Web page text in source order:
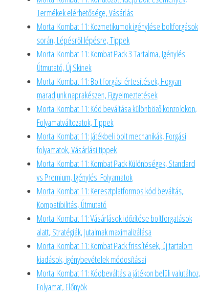
Termékek elérhetősége, Vásárlás
Mortal Kombat 11: Kozmetikumok igénylése boltforgások
során, Lépésről lépésre, Tippek
Mortal Kombat 11: Kombat Pack 3 Tartalma, Igénylés
Útmutató, Új Skinek
Mortal Kombat 11: Bolt forgási értesítések, Hogyan
maradjunk naprakészen, Figyelmeztetések
Mortal Kombat 11: Kód beváltása különböző konzolokon,
Folyamatváltozatok, Tippek
Mortal Kombat 11: Játékbeli bolt mechanikák, Forgási
folyamatok, Vásárlási tippek
Mortal Kombat 11: Kombat Pack Különbségek, Standard
vs Premium, Igénylési Folyamatok
Mortal Kombat 11: Keresztplatformos kód beváltás,
Kompatibilitás, Útmutató
Mortal Kombat 11: Vásárlások időzítése boltforgatások
alatt, Stratégiák, Jutalmak maximalizálása
Mortal Kombat 11: Kombat Pack frissítések, új tartalom
kiadások, igénybevételek módosításai
Mortal Kombat 11: Kódbeváltás a játékon belüli valutához,
Folyamat, Előnyök